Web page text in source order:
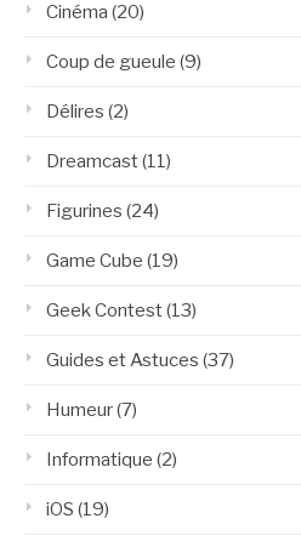
Cinéma (20)
Coup de gueule (9)
Délires (2)
Dreamcast(11)
Figurines (24)
Game Cube (19)
Geek Contest(13)
Guides et Astuces (37)
Humeur(7)
Informatique (2)
iOS (19)